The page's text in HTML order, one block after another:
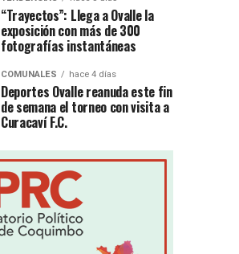
“Trayectos”: Llega a Ovalle la
exposición con más de 300
fotografías instantáneas
COMUNALES hace 4 días
Deportes Ovalle reanuda este fin
de semana el torneo con visita a
Curacaví F.C.